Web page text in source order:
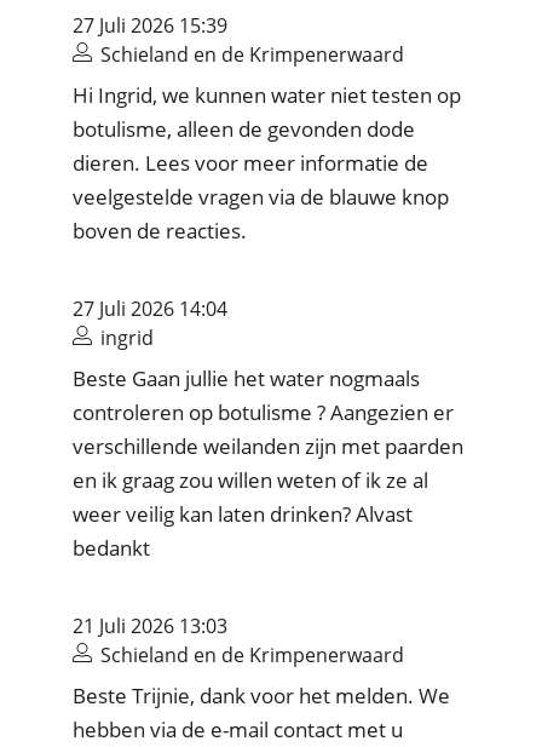
27 Juli 2026 15:39
Schieland en de Krimpenerwaard
Hi Ingrid, we kunnen water niet testen op
botulisme, alleen de gevonden dode
dieren. Lees voor meer informatie de
veelgestelde vragen via de blauwe knop
boven de reacties.
27 Juli 2026 14:04
ingrid
Beste Gaan jullie het water nogmaals
controleren op botulisme ? Aangezien er
verschillende weilanden zijn met paarden
en ik graag zou willen weten of ik ze al
weer veilig kan laten drinken? Alvast
bedankt
21 Juli 2026 13:03
Schieland en de Krimpenerwaard
Beste Trijnie, dank voor het melden. We
hebben via de e-mail contact met u